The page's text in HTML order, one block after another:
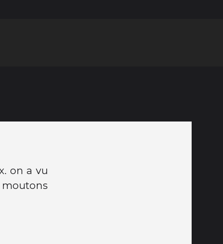
on a vu
moutons